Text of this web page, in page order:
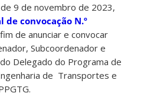
9 de novembro de 2023,
de convocação N.º
de anunciar e convocar
Subcoordenador e
Delegado do Programa de
de Transportes e